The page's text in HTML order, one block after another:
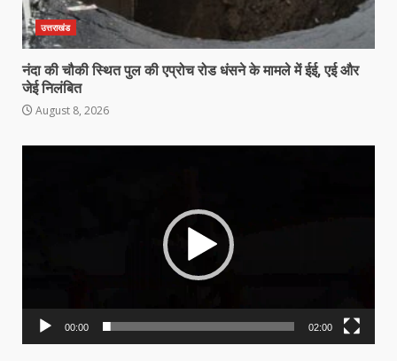
उत्तराखंड
नंदा की चौकी स्थित पुल की एप्रोच रोड धंसने के मामले में ईई, एई और
जेई निलंबित
August 8, 2026
00:00 02:00